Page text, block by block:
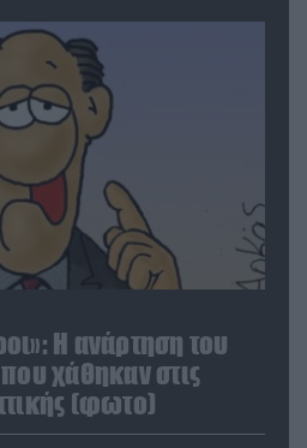
Η ανάρτηση του
χάθηκαν στις
(φωτο)